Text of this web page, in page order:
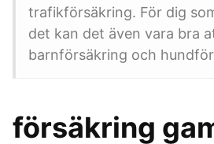
trafikförsäkring. För dig
det kan det även vara bra
barnförsäkring och
försäkring